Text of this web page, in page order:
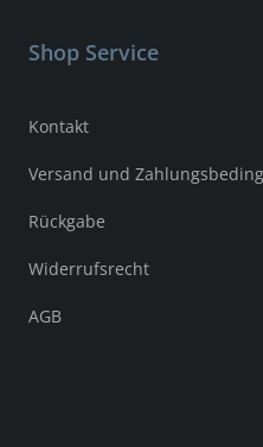
Shop Service
Kontakt
Versand und
Rückgabe
Widerrufsrecht
AGB